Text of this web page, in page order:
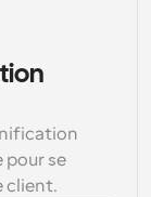
pour se
client.